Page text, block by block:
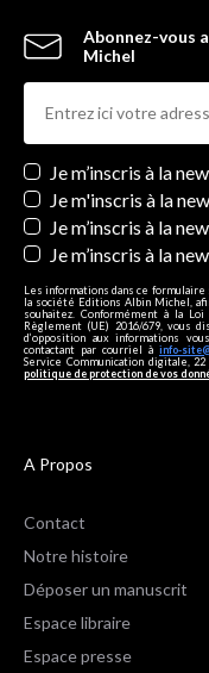
Abonnez-vous
Michel
Newsletters
Je m’inscris à la
Je m'inscris à la
Je m’inscris à la
Je m’inscris à la
Les informations dans ce
la société Editions Albin Michel,
souhaitez. Conformément à la
Règlement (UE) 2016/679, vous
d’opposition aux informations
contactant par courriel à info-
Service Communication digitale,
politique de protection de vos
A Propos
Contact
Notre histoire
Déposer un manuscrit
Espace libraire
Espace presse